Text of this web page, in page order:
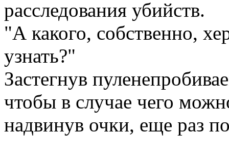
расследования убийств.
"А какого, собственно,
узнать?"
Застегнув
чтобы в случае чего
надвинув очки, еще раз